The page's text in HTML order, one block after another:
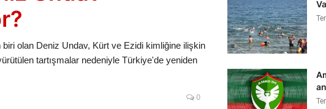
biri olan Deniz Undav, Kürt ve Ezidi kimliğine ilişkin
tartışmalar nedeniyle Türkiye'de yeniden
0